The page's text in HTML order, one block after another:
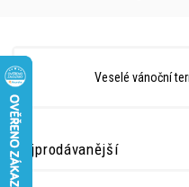
Veselé vánoční
Nejprodávanější